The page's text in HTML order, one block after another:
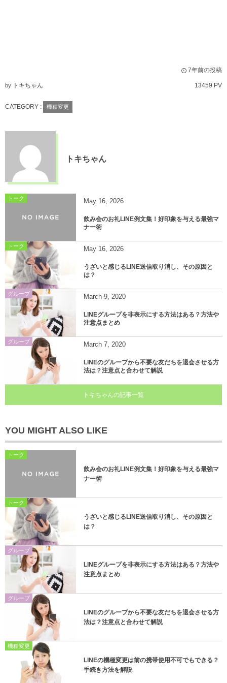
7年前の投稿
by トキちゃん 13459 PV
CATEGORY : 機種変更
トキちゃん
トーク May 16 2026
飲み会のお礼LINE例文集！好印象を与える最強マ
ナー術
トーク May 16 2026
うざいと感じるLINE送信取り消し、その原因と
は？
グループ March 9 2020
LINEグループを非表示にする方法はある？方法や
注意点まとめ
グループ March 7 2020
LINEのグループから不要な友だちを退会させる方
法は？注意点と合わせて解説
トキちゃんの記事一覧
YOU MIGHT ALSO LIKE
トーク
飲み会のお礼LINE例文集！好印象を与える最強マ
ナー術
トーク
うざいと感じるLINE送信取り消し、その原因と
は？
グループ
LINEグループを非表示にする方法はある？方法や
注意点まとめ
グループ
LINEのグループから不要な友だちを退会させる方
法は？注意点と合わせて解説
機種変更
LINEの機種変更は前の携帯使用不可でもできる？
手続き方法を解説